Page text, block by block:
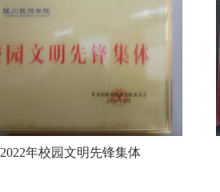
2022年校园文明先锋集体